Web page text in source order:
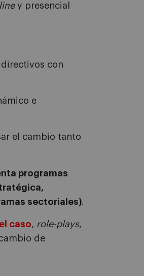
y presencial
con
e
el cambio tanto
programas
sectoriales).
caso, role-plays,
de